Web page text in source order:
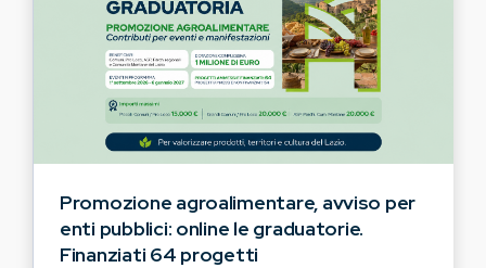
Promozione agroalimentare, avviso per
enti pubblici: online le graduatorie.
Finanziati 64 progetti